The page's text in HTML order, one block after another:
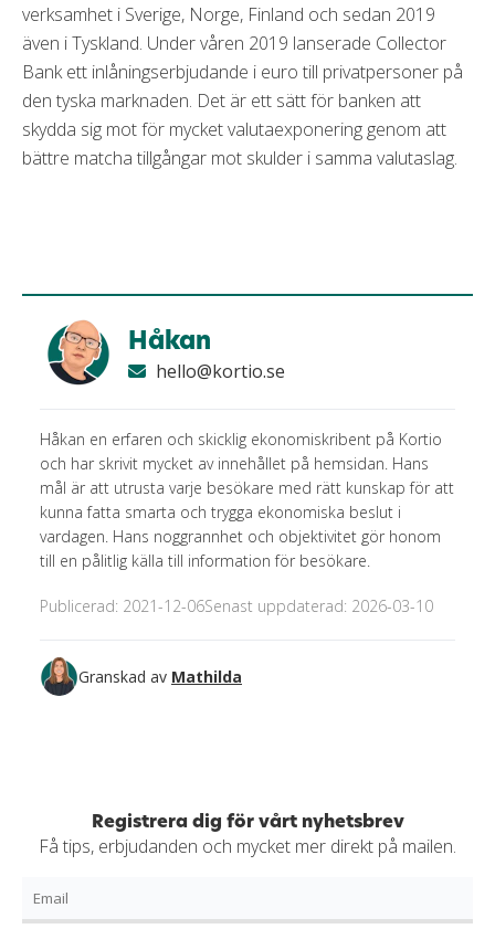
verksamhet i Sverige, Norge, Finland och sedan 2019
även i Tyskland. Under våren 2019 lanserade Collector
Bank ett inlåningserbjudande i euro till privatpersoner på
den tyska marknaden. Det är ett sätt för banken att
skydda sig mot för mycket valutaexponering genom att
bättre matcha tillgångar mot skulder i samma valutaslag.
Håkan
hello@kortio.se
Håkan en erfaren och skicklig ekonomiskribent på Kortio
och har skrivit mycket av innehållet på hemsidan. Hans
mål är att utrusta varje besökare med rätt kunskap för att
kunna fatta smarta och trygga ekonomiska beslut i
vardagen. Hans noggrannhet och objektivitet gör honom
till en pålitlig källa till information för besökare.
Publicerad: 2021-12-06Senast uppdaterad: 2026-03-10
Granskad av Mathilda
Registrera dig för vårt nyhetsbrev
Få tips, erbjudanden och mycket mer direkt på mailen.